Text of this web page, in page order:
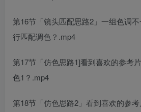
第16节「镜头匹配思路2」一组色调
行匹配调色？.mp4
第17节「仿色思路1]看到喜欢的参考
色1？.mp4
第18节「仿色思路2」看到喜欢的参